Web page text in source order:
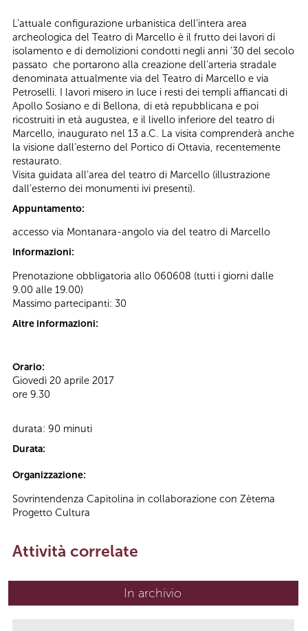
L’attuale configurazione urbanistica dell’intera area
archeologica del Teatro di Marcello è il frutto dei lavori di
isolamento e di demolizioni condotti negli anni ’30 del secolo
passato che portarono alla creazione dell’arteria stradale
denominata attualmente via del Teatro di Marcello e via
Petroselli. I lavori misero in luce i resti dei templi affiancati di
Apollo Sosiano e di Bellona, di età repubblicana e poi
ricostruiti in età augustea, e il livello inferiore del teatro di
Marcello, inaugurato nel 13 a.C. La visita comprenderà anche
la visione dall’esterno del Portico di Ottavia, recentemente
restaurato.
Visita guidata all’area del teatro di Marcello (illustrazione
dall’esterno dei monumenti ivi presenti).
Appuntamento:
accesso via Montanara-angolo via del teatro di Marcello
Informazioni:
Prenotazione obbligatoria allo 060608 (tutti i giorni dalle
9.00 alle 19.00)
Massimo partecipanti: 30
Altre informazioni:
Orario:
Giovedì 20 aprile 2017
ore 9.30
durata: 90 minuti
Durata:
Organizzazione:
Sovrintendenza Capitolina in collaborazione con Zètema
Progetto Cultura
Attività correlate
In archivio